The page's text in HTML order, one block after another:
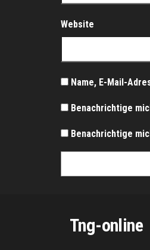
Website
Name, E-Mail-
Benachrichtige
Benachrichtige
Tng-online